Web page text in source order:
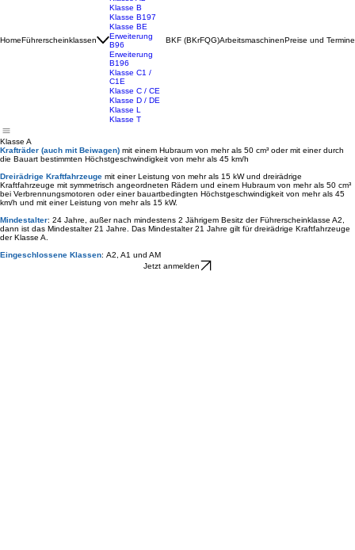
Klasse AM
Klasse A1
Klasse A2
Klasse B
Klasse B197
Klasse BE
Erweiterung
B96
Erweiterung
B196
Klasse C1 /
C1E
Klasse C / CE
Klasse T
Klasse A
Krafträder (auch mit Beiwagen)mit einem Hubraum von mehr als 50 cm³ oder mit einer durch
die Bauart bestimmten Höchstgeschwindigkeit von mehr als 45 km/h
Dreirädrige Kraftfahrzeuge mit einer Leistung von mehr als 15 kW und dreirädrige
Kraftfahrzeuge mit symmetrisch angeordneten Rädern und einem Hubraum von mehr als 50 cm³
bei Verbrennungsmotoren oder einer bauartbedingten Höchstgeschwindigkeit von mehr als 45
km/h und mit einer Leistung von mehr als 15 kW.
Mindestalter
: 24 Jahre, außer nach mindestens 2 Jährigem Besitz der Führerscheinklasse A2,
dann ist das Mindestalter 21 Jahre. Das Mindestalter 21 Jahre gilt für dreirädrige Kraftfahrzeuge